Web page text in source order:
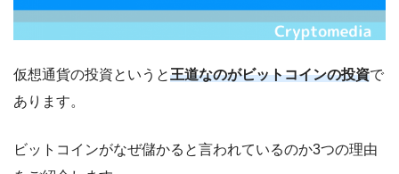
仮想通貨の投資というと王道なのがビットコインの投資で
あります。
ビットコインがなぜ儲かると言われているのか3つの理由